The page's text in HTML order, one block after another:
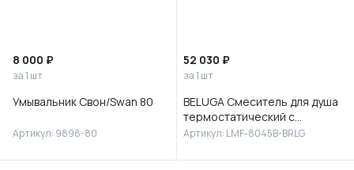
8 000 ₽
за 1 шт
Умывальник Свон/Swan 80
Артикул: 9898-80
52 030 ₽
за 1 шт
BELUGA Смеситель для душа
термостатический с
верхней лейкой 30 см
8045B-BRLG
Артикул: LMF-8045B-BRLG